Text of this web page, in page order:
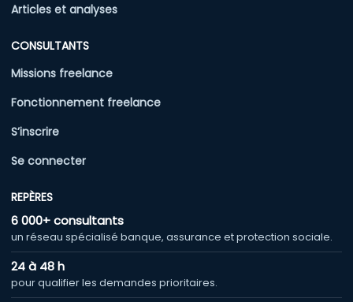
Articles et analyses
CONSULTANTS
Missions freelance
Fonctionnement freelance
S’inscrire
Se connecter
REPÈRES
6 000+ consultants
un réseau spécialisé banque, assurance et protection sociale.
24 à 48 h
pour qualifier les demandes prioritaires.